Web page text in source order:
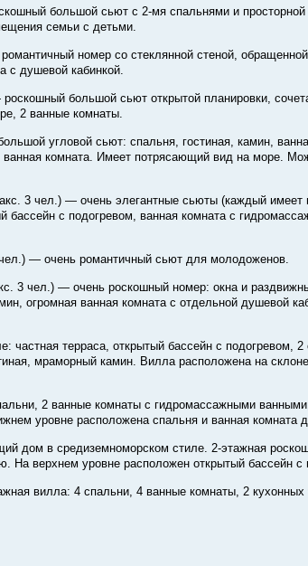
большой сьют с 2-мя спальнями и
семьи с детьми.
номер со стеклянной стеной,
с душевой кабинкой.
большой сьют открытой планировки,
2 ванные комнаты.
угловой сьют: спальня, гостиная, камин,
ванная комната. Имеет потрясающий вид на море.
3 чел.) — очень элегантные сьюты (каждый имеет
бассейн с подогревом, ванная комната с
— очень романтичный сьют для молодоженов.
3 чел.) — очень роскошный номер: окна и
огромная ванная комната с отдельной душевой
терраса, открытый бассейн с подогревом, 2
мраморный камин. Вилла расположена на
2 ванные комнаты с гидромассажными
уровне расположена спальня и ванная комната
дом в средиземноморском стиле. 2-этажная
На верхнем уровне расположен открытый бассейн с
вилла: 4 спальни, 4 ванные комнаты, 2 кухонных